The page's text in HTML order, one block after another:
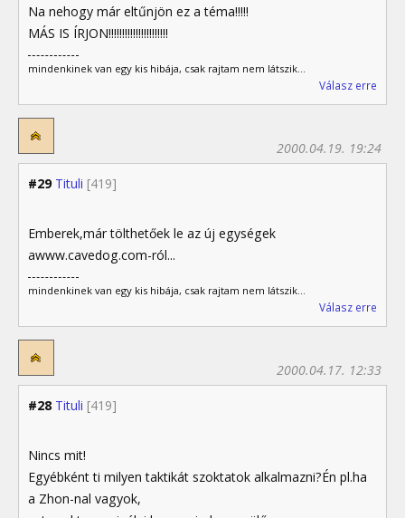
Na nehogy már eltűnjön ez a téma!!!!!
MÁS IS ÍRJON!!!!!!!!!!!!!!!!!!!!!!
mindenkinek van egy kis hibája, csak rajtam nem látszik...
Válasz erre
#29 Tituli [419]
2000.04.19. 19:24
Emberek,már tölthetőek le az új egységek
awww.cavedog.com-ról...
mindenkinek van egy kis hibája, csak rajtam nem látszik...
Válasz erre
#28 Tituli [419]
2000.04.17. 12:33
Nincs mit!
Egyébként ti milyen taktikát szoktatok alkalmazni?Én pl.ha
a Zhon-nal vagyok,